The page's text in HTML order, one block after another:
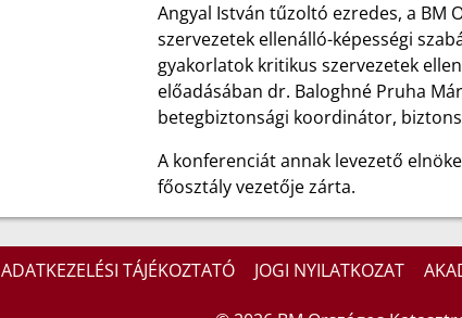
Angyal István tűzoltó ezredes, a
szervezetek ellenálló-képességi
gyakorlatok kritikus szervezetek
előadásában dr. Baloghné Pruha
betegbiztonsági koordinátor,
A konferenciát annak levezető
főosztály vezetője zárta.
ADATKEZELÉSI TÁJÉKOZTATÓ JOGI NYILATKOZAT